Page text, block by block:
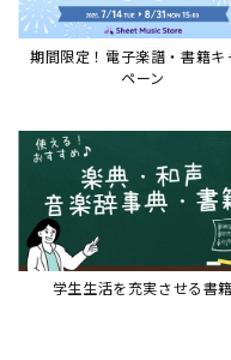
期間限定！電子楽譜・書籍キ
ペーン
学生生活を充実させる書籍